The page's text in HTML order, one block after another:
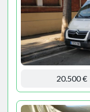
20.500 €